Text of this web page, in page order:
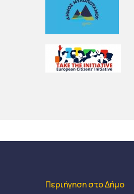
Περιήγηση στο Δήμο